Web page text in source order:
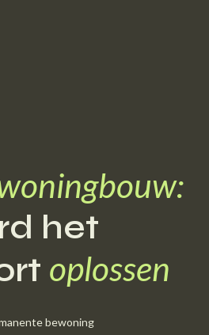
het
oplossen
bewoning